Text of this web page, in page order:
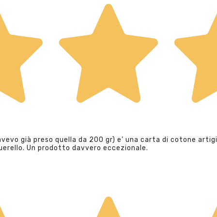
già preso quella da 200 gr) e’ una carta di cotone
Un prodotto davvero eccezionale.